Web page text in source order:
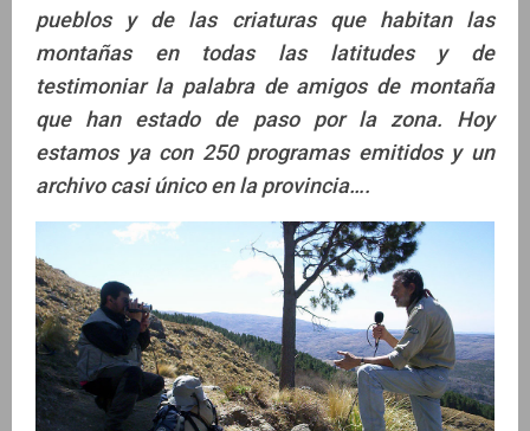
pueblos y de las criaturas que habitan las
montañas en todas las latitudes y de
testimoniar la palabra de amigos de montaña
que han estado de paso por la zona. Hoy
estamos ya con 250 programas emitidos y un
archivo casi único en la provincia….